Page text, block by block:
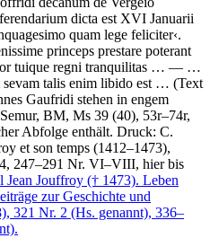
dicta est XVI Januarii
quam lege feliciter‹.
princeps prestare poterant
tuique regni tranquilitas … — …
talis enim libido est … (Text
Gaufridi stehen in engem
BM, Ms 39 (40), 53r–74r,
Abfolge enthält. Druck: C.
et son temps (1412–1473),
247–291 Nr. VI–VIII, hier bis
Jean Jouffroy († 1473). Leben
zur Geschichte und
321 Nr. 2 (Hs. genannt), 336–